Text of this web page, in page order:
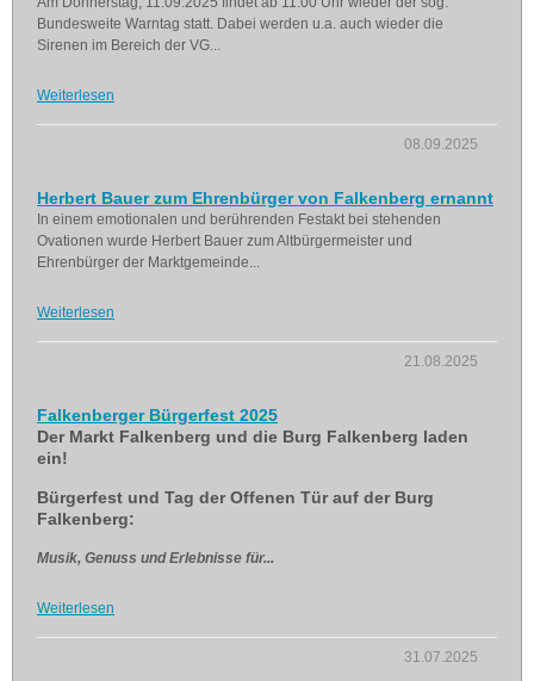
Bundesweite Warntag statt. Dabei werden u.a. auch wieder die
Sirenen im Bereich der VG...
Weiterlesen
08.09.2025
Herbert Bauer zum Ehrenbürger von Falkenberg ernannt
In einem emotionalen und berührenden Festakt bei stehenden
Ovationen wurde Herbert Bauer zum Altbürgermeister und
Ehrenbürger der Marktgemeinde...
Weiterlesen
21.08.2025
Falkenberger Bürgerfest 2025
Der Markt Falkenberg und die Burg Falkenberg laden
ein!
Bürgerfest und Tag der Offenen Tür auf der Burg
Falkenberg:
Musik, Genuss und Erlebnisse für...
Weiterlesen
31.07.2025